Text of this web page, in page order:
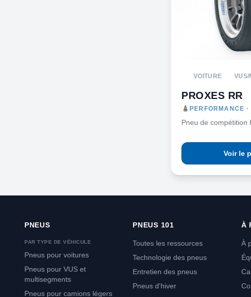
VOITURE VUS/
PROXES RR
PERFORMANCE ·
Pneu de compétition
Voir le
PNEUS
PAR TYPE DE VÉHICULE
Pneus pour voitures
Pneus pour VUS et
multisegments
Pneus pour camions légers
PNEUS 101
Toutes les ressources
Technologie des pneus
Entretien des pneus
Pneus d'hiver
À
À